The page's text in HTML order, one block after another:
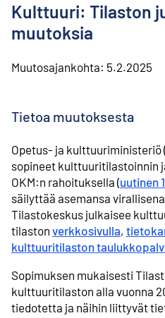
Kulttuuri: Tilaston
muutoksia
Muutosajankohta: 5.2.2025
Tietoa muutoksesta
Opetus- ja kulttuuriministeriö
sopineet kulttuuritilastoinnin
OKM:n rahoituksella (uutinen
säilyttää asemansa
Tilastokeskus julkaisee
tilaston verkkosivulla,
kulttuuritilaston
Sopimuksen mukaisesti
kulttuuritilaston alla vuonna
tiedotetta ja näihin liittyvät